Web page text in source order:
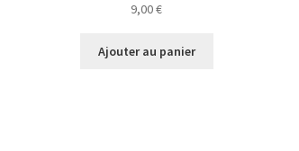
9,00€
Ajouter au panier